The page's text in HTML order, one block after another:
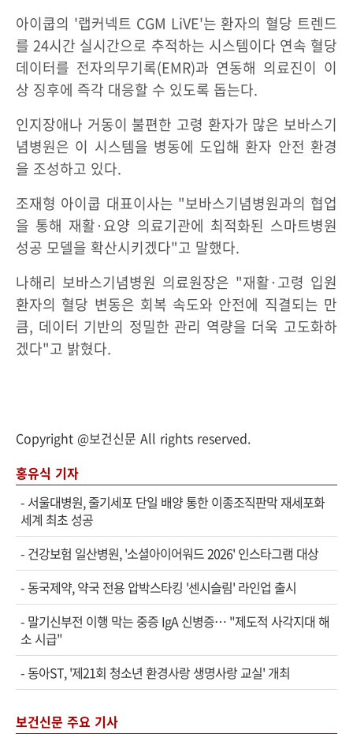
아이쿱의 '랩커넥트 CGM LiVE'는 환자의 혈당 트렌드
를 24시간 실시간으로 추적하는 시스템이다 연속 혈당
데이터를 전자의무기록(EMR)과 연동해 의료진이 이
상 징후에 즉각 대응할 수 있도록 돕는다.
인지장애나 거동이 불편한 고령 환자가 많은 보바스기
념병원은 이 시스템을 병동에 도입해 환자 안전 환경
을 조성하고 있다.
조재형 아이쿱 대표이사는 "보바스기념병원과의 협업
을 통해 재활·요양 의료기관에 최적화된 스마트병원
성공 모델을 확산시키겠다"고 말했다.
나해리 보바스기념병원 의료원장은 "재활·고령 입원
환자의 혈당 변동은 회복 속도와 안전에 직결되는 만
큼, 데이터 기반의 정밀한 관리 역량을 더욱 고도화하
겠다"고 밝혔다.
Copyright @보건신문 All rights reserved.
홍유식 기자
- 서울대병원, 줄기세포 단일 배양 통한 이종조직판막 재세포화
세계 최초 성공
- 건강보험 일산병원, '소셜아이어워드 2026' 인스타그램 대상
-동국제약, 약국 전용 압박스타킹 '센시슬림' 라인업 출시
- 말기신부전 이행 막는 중증 IgA 신병증… "제도적 사각지대 해
소 시급"
-동아ST, '제21회 청소년 환경사랑 생명사랑 교실' 개최
보건신문 주요 기사